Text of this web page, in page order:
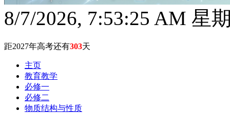
8/7/2026, 7:53:26 AM 星
距2027年高考还有303天
主页
教育教学
必修一
必修二
物质结构与性质